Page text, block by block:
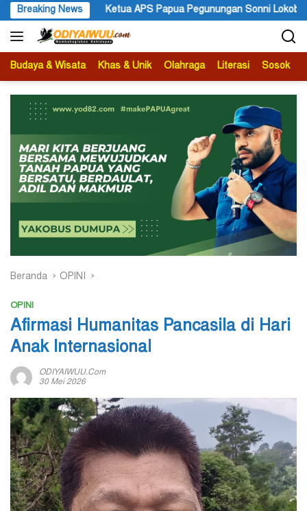
Langsung
ke
konten
Breaking News
Papua Pegunungan Sonni Lokobal: Kalau Mau KPK Audit Dana
Budaya & Wisata Khas & Unik Olahraga Literasi Sosok
Beranda OPINI
OPINI
Afirmasi Humanitas Pancasila di Hari
Anak Internasional
ODIYAIWUU.com
30 Mei 2026